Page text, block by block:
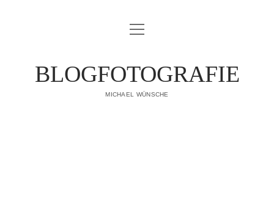
IMPRESSUM
Menü
öffnen
BLOGFOTOGRAFIE
MICHAEL WÜNSCHE